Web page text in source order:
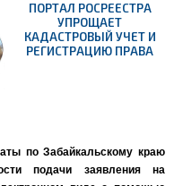
ПОРТАЛ РОСРЕЕСТРА
УПРОЩАЕТ
КАДАСТРОВЫЙ УЧЕТ И
РЕГИСТРАЦИЮ ПРАВА
по Забайкальскому краю
подачи заявления на